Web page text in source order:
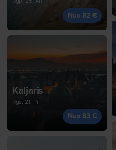
Nuo 82 €
Kaljaris
Rgs, 21, Pr
Nuo 83 €